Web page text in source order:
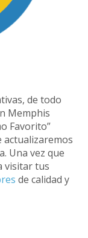
de todo
Memphis
Favorito”
actualizaremos
Una vez que
visitar tus
de calidad y